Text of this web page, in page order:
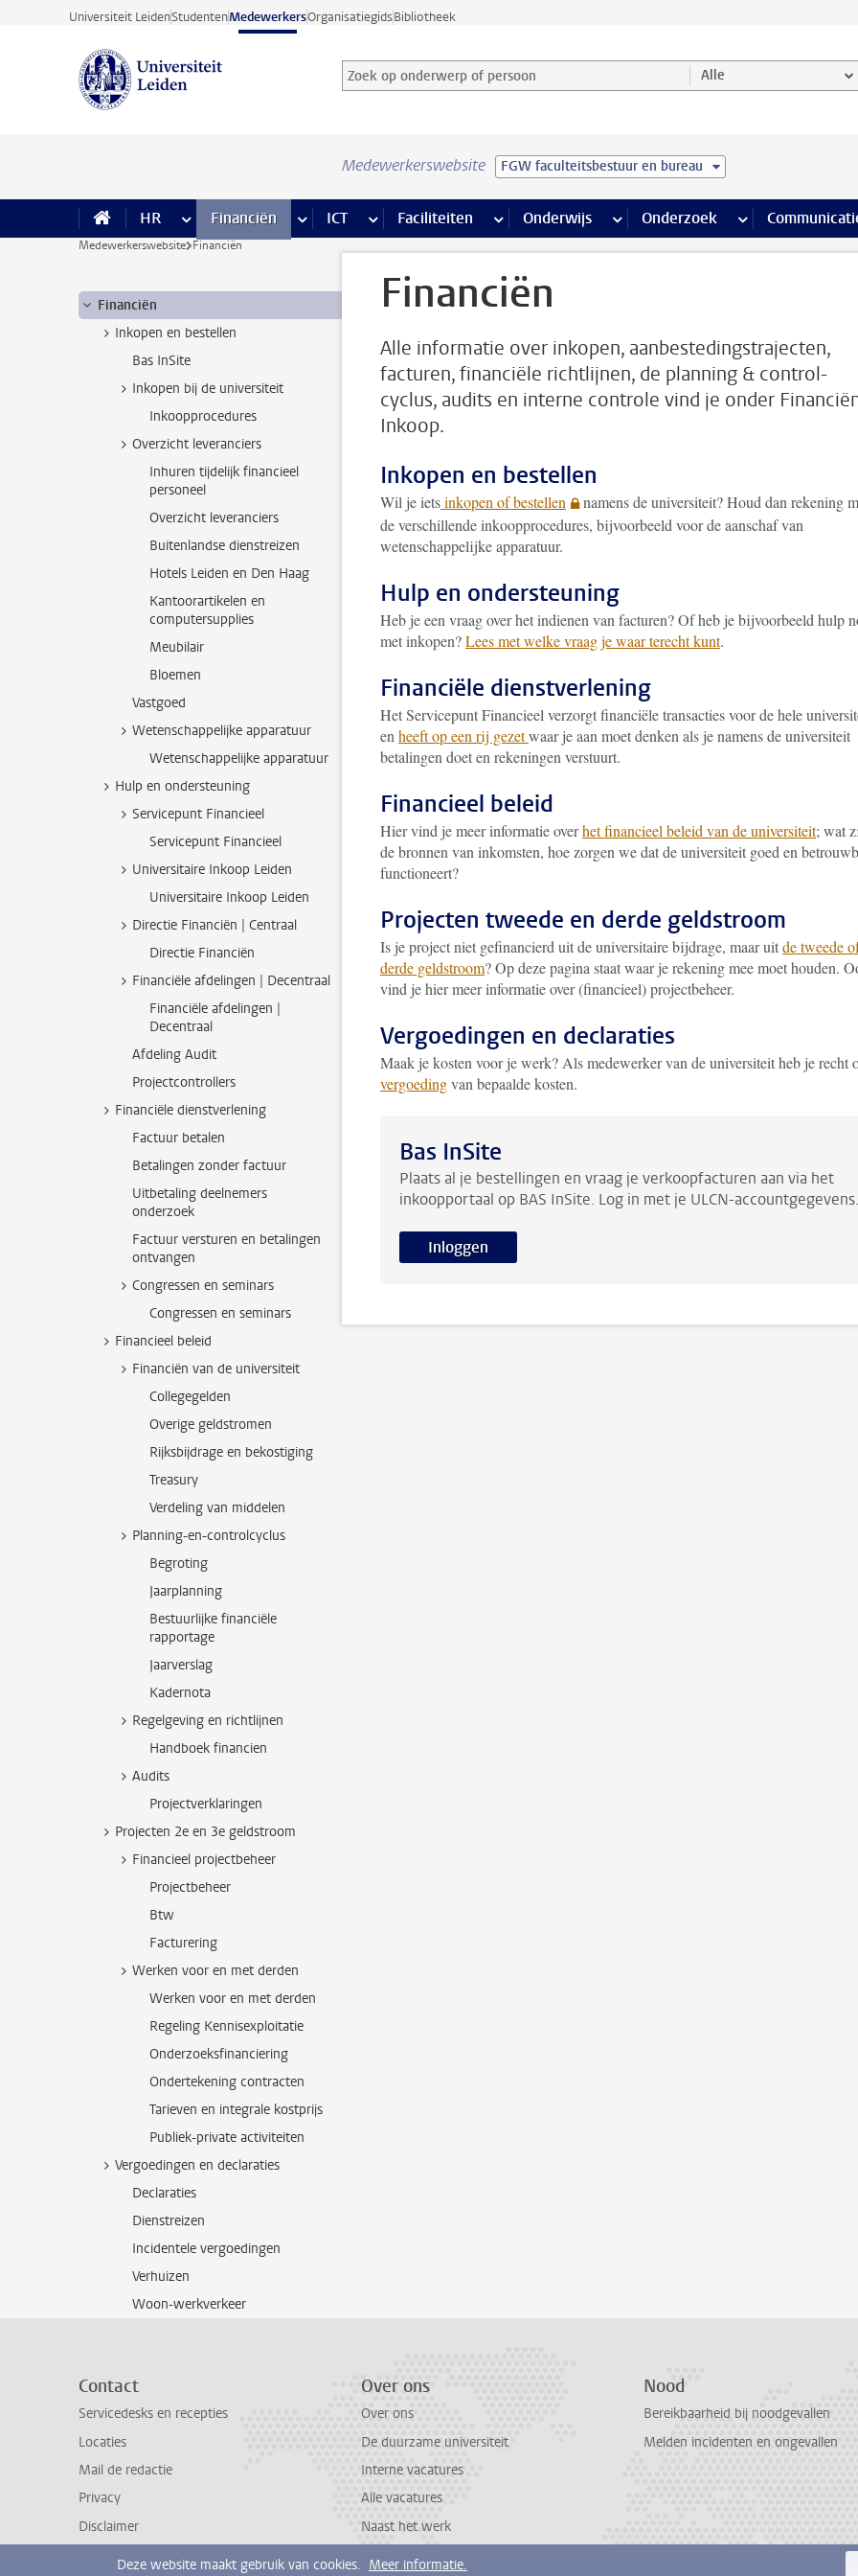
Ga direct naar de inhoud
Universiteit LeidenStudentenMedewerkersOrganisatiegidsBibliotheek
Zoek op onderwerp of persoon en selecteer categorie
Zoekterm Alle
Medewerkerswebsite FGW faculteitsbestuur en bureau
HR meer HR pagina’s
Financiën meer Financiën pagina’s
ICT meer ICT pagina’s
Faciliteiten meer Faciliteiten pagina’s
Onderwijs meer Onderwijs pagina’s
Onderzoek meer Onderzoek
Medewerkerswebsite Financiën
Financiën
Inkopen en bestellen
Bas InSite
Inkopen bij de universiteit
Inkoopprocedures
Overzicht leveranciers
Inhuren tijdelijk financieel
personeel
Overzicht leveranciers
Buitenlandse dienstreizen
Hotels Leiden en Den Haag
Kantoorartikelen en
computersupplies
Meubilair
Bloemen
Vastgoed
Wetenschappelijke apparatuur
Wetenschappelijke apparatuur
Hulp en ondersteuning
Servicepunt Financieel
Servicepunt Financieel
Universitaire Inkoop Leiden
Universitaire Inkoop Leiden
Directie Financiën | Centraal
Directie Financiën
Financiële afdelingen | Decentraal
Financiële afdelingen |
Decentraal
Afdeling Audit
Projectcontrollers
Financiële dienstverlening
Factuur betalen
Betalingen zonder factuur
Uitbetaling deelnemers
onderzoek
Factuur versturen en betalingen
ontvangen
Congressen en seminars
Congressen en seminars
Financieel beleid
Financiën van de universiteit
Collegegelden
Overige geldstromen
Rijksbijdrage en bekostiging
Treasury
Verdeling van middelen
Planning-en-controlcyclus
Begroting
Jaarplanning
Bestuurlijke financiële
rapportage
Jaarverslag
Kadernota
Regelgeving en richtlijnen
Handboek financien
Audits
Projectverklaringen
Projecten 2e en 3e geldstroom
Financieel projectbeheer
Projectbeheer
Btw
Facturering
Werken voor en met derden
Werken voor en met derden
Regeling Kennisexploitatie
Onderzoeksfinanciering
Ondertekening contracten
Tarieven en integrale kostprijs
Publiek-private activiteiten
Vergoedingen en declaraties
Declaraties
Dienstreizen
Incidentele vergoedingen
Verhuizen
Woon-werkverkeer
Financiën
Alle informatie over inkopen, aanbestedingstrajecten,
facturen, financiële richtlijnen, de planning & control-
cyclus, audits en interne controle vind je onder
Inkoop.
Inkopen en bestellen
Wil je ietsinkopen of bestellen
namens de universiteit? Houd dan rekening
de verschillende inkoopprocedures, bijvoorbeeld voor de aanschaf van
wetenschappelijke apparatuur.
Hulp en ondersteuning
Heb je een vraag over het indienen van facturen? Of heb je bijvoorbeeld hulp
met inkopen?Lees met welke vraag je waar terecht kunt.
Financiële dienstverlening
Het Servicepunt Financieel verzorgt financiële transacties voor de hele
enheeft op een rij gezetwaar je aan moet denken als je namens de universiteit
betalingen doet en rekeningen verstuurt.
Financieel beleid
Hier vind je meer informatie overhet financieel beleid van de universiteit; wat
de bronnen van inkomsten, hoe zorgen we dat de universiteit goed en
functioneert?
Projecten tweede en derde geldstroom
Is je project niet gefinancierd uit de universitaire bijdrage, maar uitde tweede
derde geldstroom? Op deze pagina staat waar je rekening mee moet houden.
vind je hier meer informatie over (financieel) projectbeheer.
Vergoedingen en declaraties
Maak je kosten voor je werk? Als medewerker van de universiteit heb je recht
vergoedingvan bepaalde kosten.
Bas InSite
Plaats al je bestellingen en vraag je verkoopfacturen aan via het
inkoopportaal op BAS InSite. Log in met je ULCN-accountgegevens.
Inloggen
Contact
Servicedesks en recepties
Locaties
Mail de redactie
Privacy
Disclaimer
Over ons
Over ons
De duurzame universiteit
Interne vacatures
Alle vacatures
Naast het werk
Nood
Bereikbaarheid bij noodgevallen
Melden incidenten en ongevallen
Deze website maakt gebruik van cookies. Meer informatie.